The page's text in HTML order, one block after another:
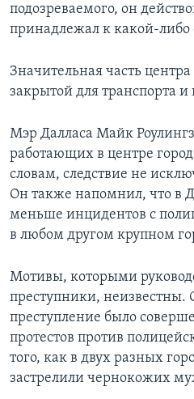
подозреваемого, он
принадлежал к какой-либо
Значительная часть центра
закрытой для транспорта
Мэр Далласа Майк
работающих в центре
словам, следствие не
Он также напомнил, что в
меньше инцидентов с
в любом другом крупном
Мотивы, которыми
преступники, неизвестны.
преступление было
протестов против
того, как в двух разных
застрелили чернокожих